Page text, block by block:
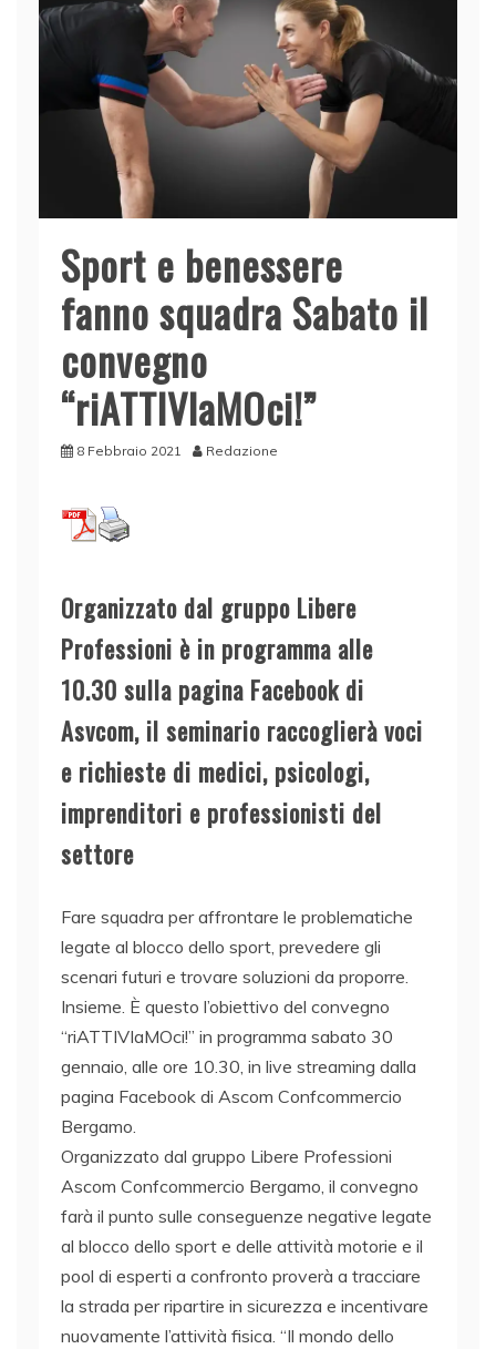
Sport e benessere
fanno squadra Sabato il
convegno
“riATTIVIaMOci!”
8 Febbraio 2021 Redazione
Organizzato dal gruppo Libere
Professioni è in programma alle
10.30 sulla pagina Facebook di
Asvcom, il seminario raccoglierà voci
e richieste di medici, psicologi,
imprenditori e professionisti del
settore
Fare squadra per affrontare le problematiche
legate al blocco dello sport, prevedere gli
scenari futuri e trovare soluzioni da proporre.
Insieme. È questo l’obiettivo del convegno
“riATTIVIaMOci!” in programma sabato 30
gennaio, alle ore 10.30, in live streaming dalla
pagina Facebook di Ascom Confcommercio
Bergamo.
Organizzato dal gruppo Libere Professioni
Ascom Confcommercio Bergamo, il convegno
farà il punto sulle conseguenze negative legate
al blocco dello sport e delle attività motorie e il
pool di esperti a confronto proverà a tracciare
la strada per ripartire in sicurezza e incentivare
nuovamente l’attività fisica. “Il mondo dello